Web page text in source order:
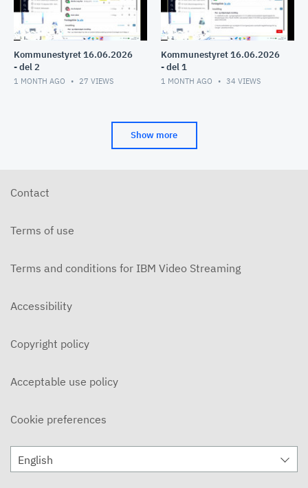
Kommunestyret 16.06.2026
- del 2
1 MONTH AGO 27 VIEWS
Kommunestyret 16.06.2026
- del 1
1 MONTH AGO 34 VIEWS
Show more
Contact
Terms of use
Terms and conditions for IBM Video Streaming
Accessibility
Copyright policy
Acceptable use policy
Cookie preferences
English